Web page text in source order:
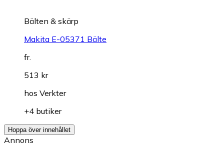
Bälten & skärp
Makita E-05371 Bälte
fr.
513 kr
hos Verkter
+4 butiker
Hoppa över innehållet
Annons